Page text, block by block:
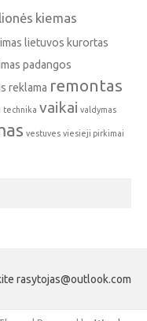
kiemas
lietuvos kurortas
padangos
reklama remontas
technika vaikai valdymas
vestuves viesieji pirkimai
rasytojas@outlook.com